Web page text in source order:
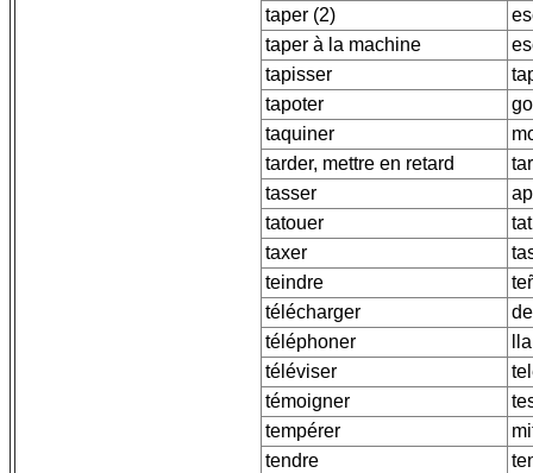
taper (2)
taper à la machine
tapisser
tapoter
taquiner
tarder, mettre en retard
tasser
tatouer
taxer
teindre
télécharger
téléphoner
téléviser
témoigner
tempérer
tendre